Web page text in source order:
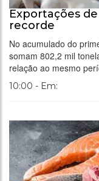
Exportações
recorde
No acumulado do
somam 802,2 mil
relação ao mesmo
10:00 - Em: